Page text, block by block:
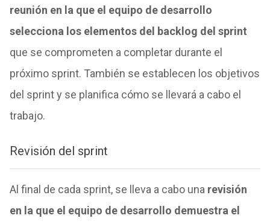
reunión en la que el equipo de desarrollo
selecciona los elementos del backlog del sprint
que se comprometen a completar durante el
próximo sprint. También se establecen los objetivos
del sprint y se planifica cómo se llevará a cabo el
trabajo.
Revisión del sprint
Al final de cada sprint, se lleva a cabo una revisión
en la que el equipo de desarrollo demuestra el